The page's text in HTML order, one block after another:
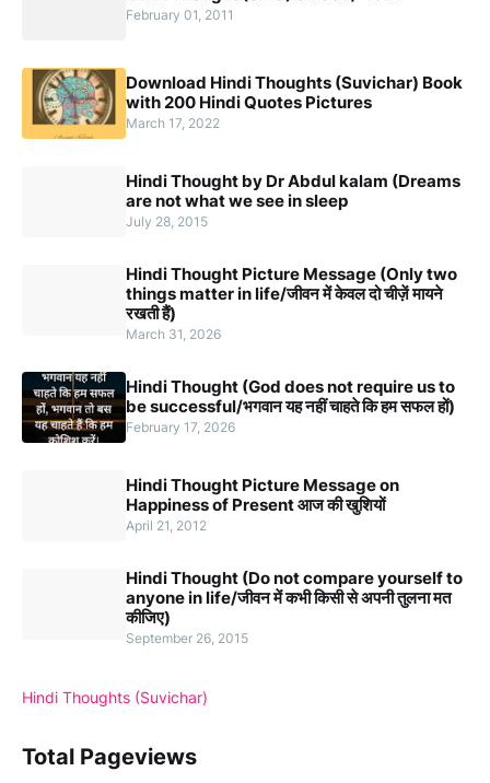
February 01, 2011
Download Hindi Thoughts (Suvichar) Book
with 200 Hindi Quotes Pictures
March 17, 2022
Hindi Thought by Dr Abdul kalam (Dreams
are not what we see in sleep
July 28, 2015
Hindi Thought Picture Message (Only two
things matter in life/जीवन में केवल दो चीज़ें मायने
रखती हैं)
March 31, 2026
Hindi Thought (God does not require us to
be successful/भगवान यह नहीं चाहते कि हम सफल हों)
February 17, 2026
Hindi Thought Picture Message on
Happiness of Present आज की खुशियों
April 21, 2012
Hindi Thought (Do not compare yourself to
anyone in life/जीवन में कभी किसी से अपनी तुलना मत
कीजिए)
September 26, 2015
Hindi Thoughts (Suvichar)
Total Pageviews